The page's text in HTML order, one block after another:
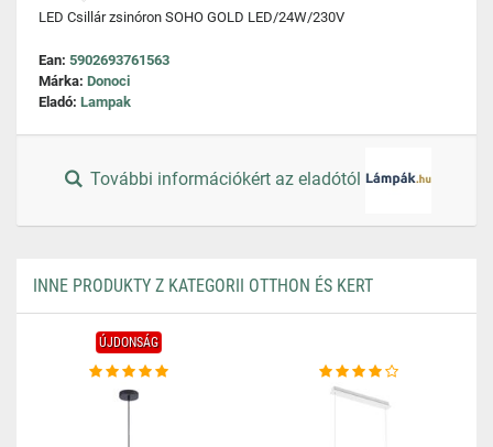
LED Csillár zsinóron SOHO GOLD LED/24W/230V
Ean: 5902693761563
Márka: Donoci
Eladó: Lampak
További információkért az eladótól
INNE PRODUKTY Z KATEGORII OTTHON ÉS KERT
ÚJDONSÁG